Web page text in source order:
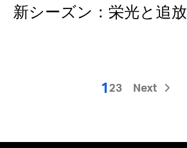
新シーズン：栄光と追放
1 23 Next